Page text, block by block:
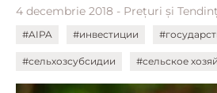
4 decembrie 2018 - Prețuri și
#AIPA #инвестиции
#сельхозсубсидии #сельское